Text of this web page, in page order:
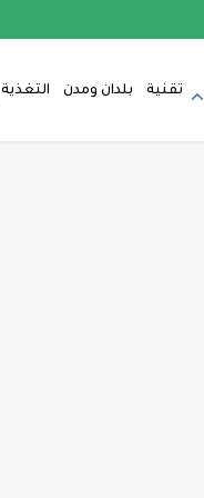
تقنية بلدان ومدن التغذية